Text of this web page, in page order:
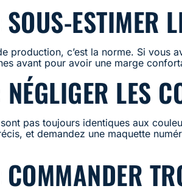
ESTIMER
production, c’est la norme. Si vous
avant pour avoir une marge
LES
pas toujours identiques aux
et demandez une maquette